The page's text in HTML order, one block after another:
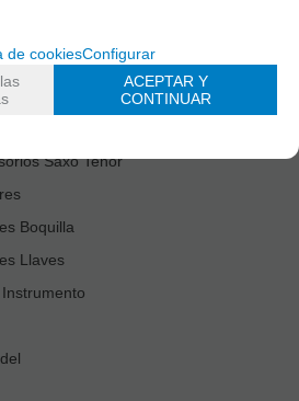
Guardacañas
Saxo Tenor
Boquilla
Llaves
de cookiesConfigurar
ACEPTAR Y
CONTINUAR